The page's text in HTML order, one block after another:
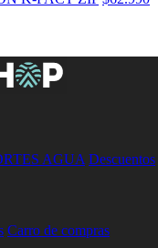
AGUA Descuentos
Carro de compras